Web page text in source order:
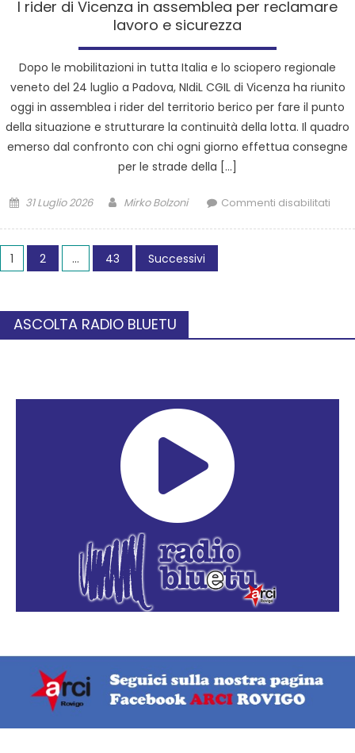
I rider di Vicenza in assemblea per reclamare
lavoro e sicurezza
Dopo le mobilitazioni in tutta Italia e lo sciopero regionale
veneto del 24 luglio a Padova, NIdiL CGIL di Vicenza ha riunito
oggi in assemblea i rider del territorio berico per fare il punto
della situazione e strutturare la continuità della lotta. Il quadro
emerso dal confronto con chi ogni giorno effettua consegne
per le strade della […]
31 Luglio 2026 Mirko Bolzoni Commenti disabilitati
1 2 … 43 Successivi
ASCOLTA RADIO BLUETU